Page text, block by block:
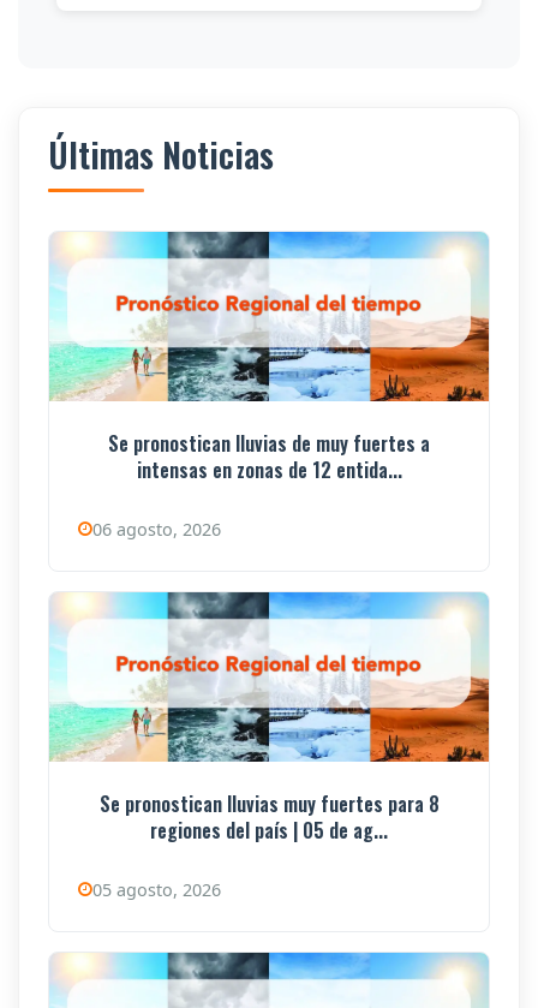
Últimas Noticias
Se pronostican lluvias de muy fuertes a
intensas en zonas de 12 entida...
06 agosto, 2026
Se pronostican lluvias muy fuertes para 8
regiones del país | 05 de ag...
05 agosto, 2026